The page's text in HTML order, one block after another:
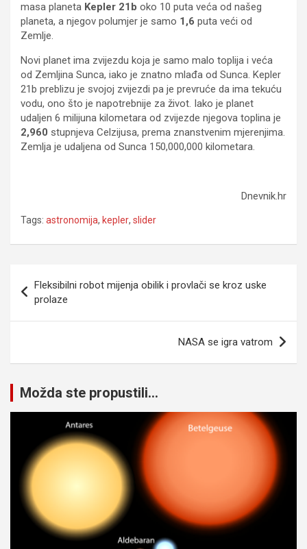
masa planeta Kepler 21b oko 10 puta veća od našeg
planeta, a njegov polumjer je samo 1,6 puta veći od
Zemlje.
Novi planet ima zvijezdu koja je samo malo toplija i veća
od Zemljina Sunca, iako je znatno mlađa od Sunca. Kepler
21b preblizu je svojoj zvijezdi pa je prevruće da ima tekuću
vodu, ono što je napotrebnije za život. Iako je planet
udaljen 6 milijuna kilometara od zvijezde njegova toplina je
2,960 stupnjeva Celzijusa, prema znanstvenim mjerenjima.
Zemlja je udaljena od Sunca 150,000,000 kilometara.
Dnevnik.hr
Tags: astronomija, kepler, slider
članaka
Fleksibilni robot mijenja obilik i provlači se kroz uske
prolaze
NASA se igra vatrom
Možda ste propustili...